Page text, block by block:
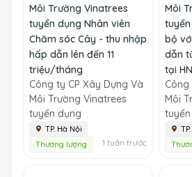
Môi Trường Vinatrees
tuyển dụng Nhân viên
Chăm sóc Cây - thu nhập
hấp dẫn lên đến 11
triệu/tháng
Công ty CP Xây Dựng Và
Môi Trường Vinatrees
tuyển dụng
TP. Hà Nội
Thương lượng
1 tuần trước
Môi
bộ
dẫn
tại HN
Công
Môi